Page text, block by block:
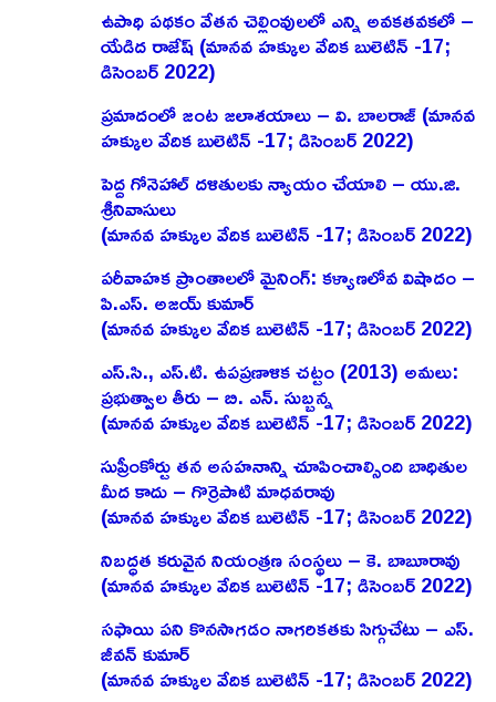
ఉపాధి పథకం వేతన చెల్లింవులలో ఎన్ని అవకతవకలో –
యేడిద రాజేష్‌ (మానవ హక్కుల వేదిక బులెటిన్ -17;
డిసెంబర్ 2022)
ప్రమాదంలో జంట జలాశయాలు – వి. బాలరాజ్‌ (మానవ
హక్కుల వేదిక బులెటిన్ -17; డిసెంబర్ 2022)
పెద్ద గోనెహాల్‌ దళితులకు న్యాయం చేయాలి – యు.జి.
శ్రీనివాసులు
(మానవ హక్కుల వేదిక బులెటిన్ -17; డిసెంబర్ 2022)
పరీవాహక ప్రాంతాలలో మైనింగ్‌: కళ్యాణలోవ విషాదం –
పి.ఎస్‌. అజయ్‌ కుమార్‌
(మానవ హక్కుల వేదిక బులెటిన్ -17; డిసెంబర్ 2022)
ఎస్‌.సి., ఎస్‌.టి. ఉపప్రణాళిక చట్టం (2013) అమలు:
ప్రభుత్వాల తీరు – బి. ఎన్‌. సుబ్బన్న
(మానవ హక్కుల వేదిక బులెటిన్ -17; డిసెంబర్ 2022)
సుప్రీంకోర్టు తన అసహనాన్ని చూపించాల్సింది బాధితుల
మీద కాదు – గొర్రెపాటి మాధవరావు
(మానవ హక్కుల వేదిక బులెటిన్ -17; డిసెంబర్ 2022)
నిబద్ధత కరువైన నియంత్రణ సంస్థలు – కె. బాబూరావు
(మానవ హక్కుల వేదిక బులెటిన్ -17; డిసెంబర్ 2022)
సఫాయి పని కొనసాగడం నాగరికతకు సిగ్గుచేటు – ఎస్‌.
జీవన్‌ కుమార్‌
(మానవ హక్కుల వేదిక బులెటిన్ -17; డిసెంబర్ 2022)